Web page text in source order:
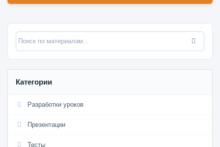
Категории
Разработки уроков
Презентации
Тесты